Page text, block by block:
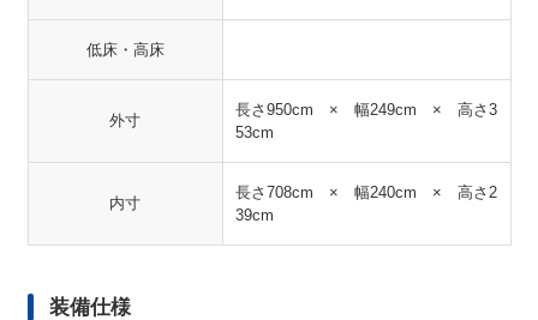
低床・高床
外寸
長さ950cm × 幅249cm × 高さ3
53cm
内寸
長さ708cm × 幅240cm × 高さ2
39cm
装備仕様